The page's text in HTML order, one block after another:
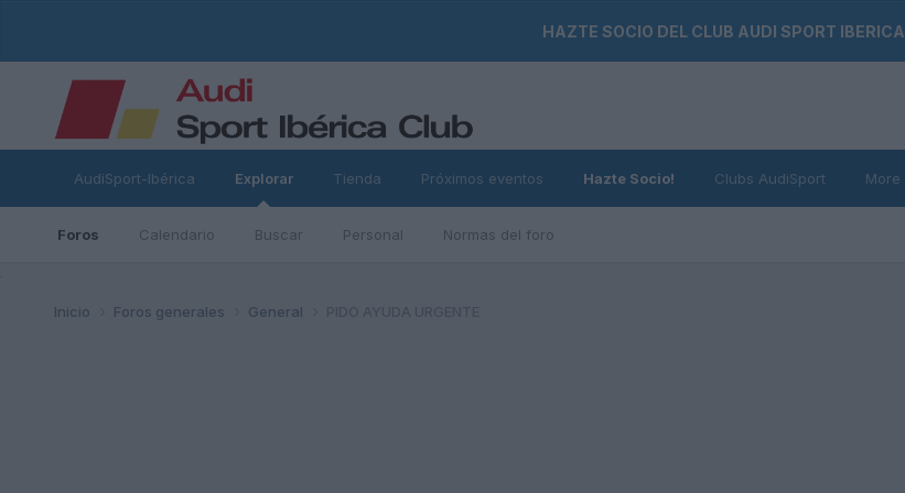
HAZTE SOCIO DEL CLUB AUDI SPORT IBERICA
AudiSport-Ibérica Explorar
Foros Calendario Buscar Personal Normas del foro
Tienda Próximos eventos Hazte Socio! Clubs AudiSport More
Inicio Foros generales General